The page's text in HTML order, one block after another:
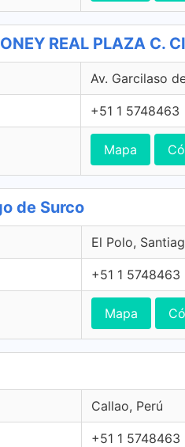
REAL PLAZA
Av. Garcilaso
+51 1 5748463
Mapa
de Surco
El Polo,
+51 1 5748463
Mapa
Callao, Perú
+51 1 5748463